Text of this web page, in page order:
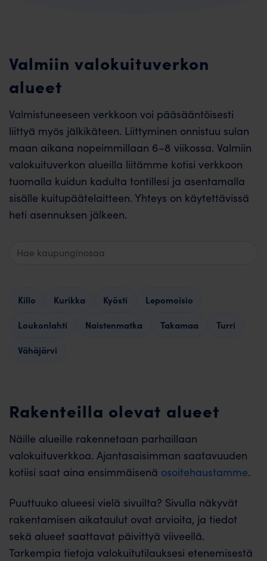
Valmiin valokuituverkon
alueet
Valmistuneeseen verkkoon voi pääsääntöisesti
liittyä myös jälkikäteen. Liittyminen onnistuu sulan
maan aikana nopeimmillaan 6–8 viikossa. Valmiin
valokuituverkon alueilla liitämme kotisi verkkoon
tuomalla kuidun kadulta tontillesi ja asentamalla
sisälle kuitupäätelaitteen. Yhteys on käytettävissä
heti asennuksen jälkeen.
Hae
Killo Kurikka Kyösti
Lepomoisio
Loukonlahti
Naistenmatka Takamaa
Turri
Vähäjärvi
Rakenteilla olevat alueet
Näille alueille rakennetaan parhaillaan
valokuituverkkoa. Ajantasaisimman saatavuuden
kotiisi saat aina ensimmäisenä osoitehaustamme.
Puuttuuko alueesi vielä sivuilta? Sivulla näkyvät
rakentamisen aikataulut ovat arvioita, ja tiedot
sekä alueet saattavat päivittyä viiveellä.
Tarkempia tietoja valokuitutilauksesi etenemisestä